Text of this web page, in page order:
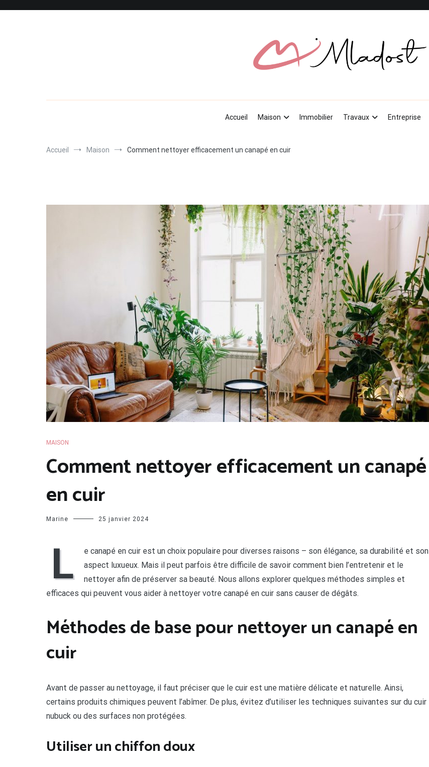
Accueil
Maison Immobilier Travaux Entreprise
Accueil Maison Comment nettoyer efficacement un canapé en cuir
MAISON
Comment nettoyer efficacement un canapé
en cuir
Marine 25 janvier 2024
L
e canapé en cuir est un choix populaire pour diverses raisons – son élégance, sa durabilité et son
aspect luxueux. Mais il peut parfois être difficile de savoir comment bien l’entretenir et le
nettoyer afin de préserver sa beauté. Nous allons explorer quelques méthodes simples et
efficaces qui peuvent vous aider à nettoyer votre canapé en cuir sans causer de dégâts.
Méthodes de base pour nettoyer un canapé en
cuir
Avant de passer au nettoyage, il faut préciser que le cuir est une matière délicate et naturelle. Ainsi,
certains produits chimiques peuvent l’abîmer. De plus, évitez d’utiliser les techniques suivantes sur du cuir
nubuck ou des surfaces non protégées.
Utiliser un chiffon doux